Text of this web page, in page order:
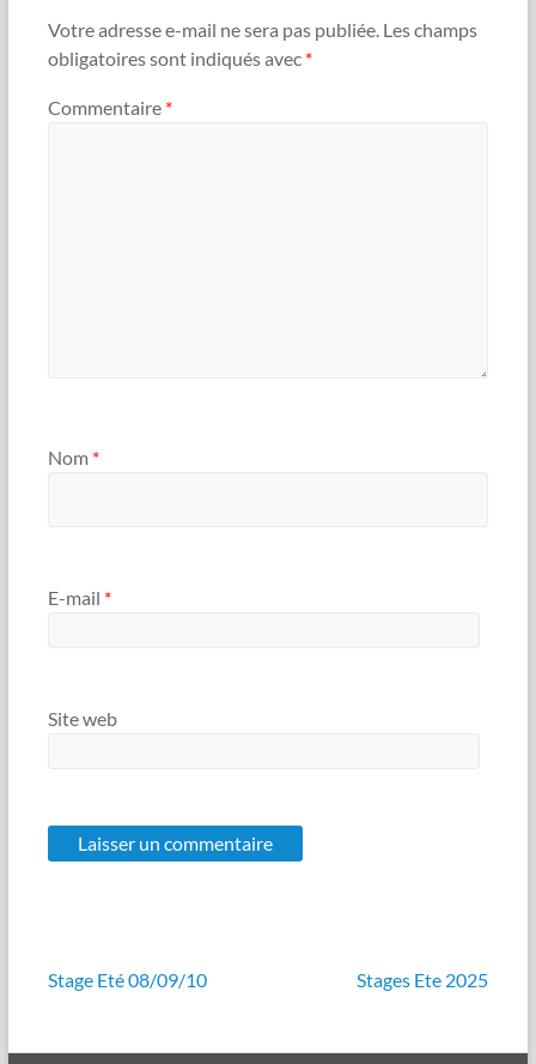
Votre adresse e-mail ne sera pas publiée. Les champs
obligatoires sont indiqués avec *
Commentaire *
Nom *
E-mail *
Site web
Stage Eté 08/09/10 Stages Ete 2025